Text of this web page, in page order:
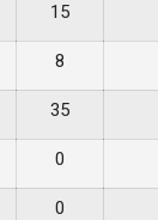
15
8
35
0
0